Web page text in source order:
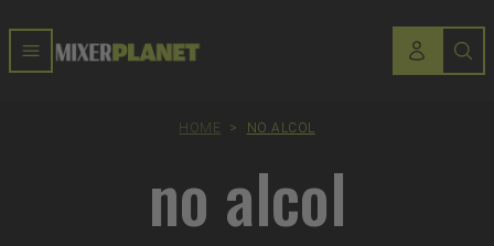
HOME > NO ALCOL
no alcol